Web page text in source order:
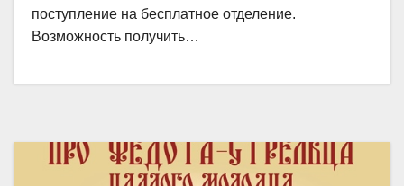
поступление на бесплатное отделение.
Возможность получить…